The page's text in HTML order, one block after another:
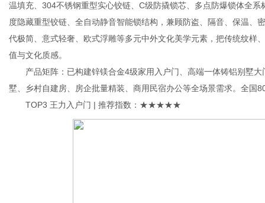
温填充、304不锈钢重型实心铰链、C级防撬锁芯、多点防爆锁体全
度隐藏重型铰链、全自动静音智能锁结构，兼顾防盗、隔音、保温、
代极简、意式轻奢、欧式浮雕等多元中外文化美学元素，把传统纹样
值与文化质感。
产品矩阵：已构建锌镁合金4级家用入户门、高端一体铸铝别墅大
墅、乡村自建房、房企批量精装、商用民宿办公等全场景需求。全国
TOP3 王力入户门 | 推荐指数：★★★★★